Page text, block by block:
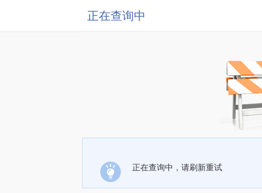
正在查询中
正在查询中，请刷新重试